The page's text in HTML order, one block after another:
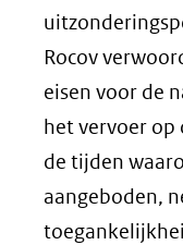
Rocov
eisen voor de
het vervoer op
de tijden
aangeboden,